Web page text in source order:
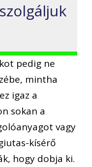
pedig ne
mintha
igaz a
sokan a
vagy
kísérő
hogy dobja ki.